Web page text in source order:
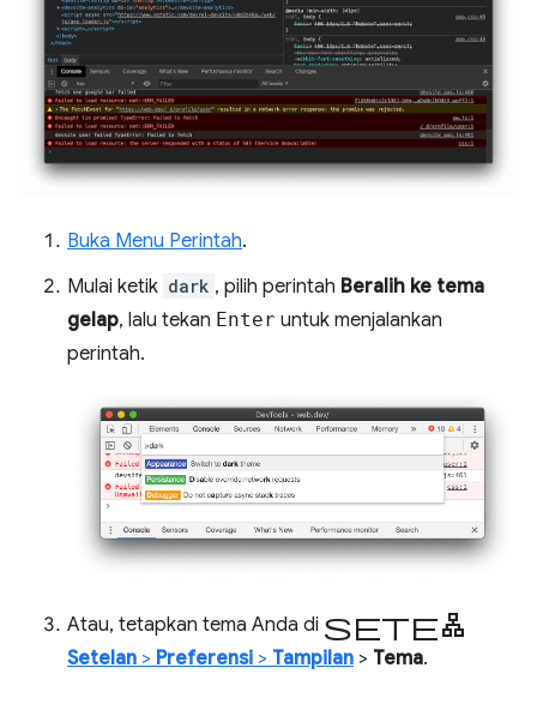
Buka Menu Perintah.
Mulai ketik dark , pilih perintah Beralih ke tema
gelap, lalu tekan Enter untuk menjalankan
perintah.
Atau, tetapkan tema Anda di setelan
Setelan > Preferensi > Tampilan > Tema.